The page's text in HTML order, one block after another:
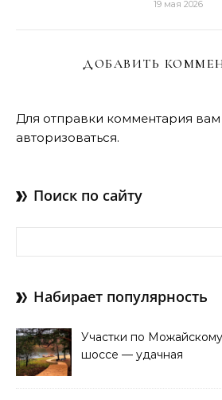
19 мая 2026
ДОБАВИТЬ
Для отправки комментария
авторизоваться.
Поиск по сайту
Набирает популярность
Участки по Можайскому
шоссе — удачная